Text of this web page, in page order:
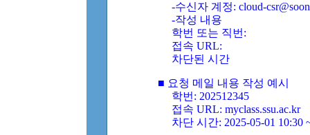
-수신자 계정: cloud-
-작성 내용
학번 또는 직번:
접속 URL:
차단된 시간
■ 요청 메일 내용 작성 예시
학번: 202512345
접속 URL: myclass.ssu.ac.kr
차단 시간: 2025-05-01 10:30